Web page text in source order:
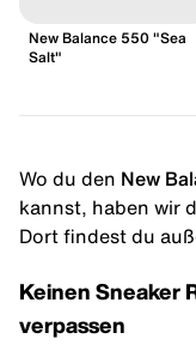
New Balance 550 "Sea
Salt"
Wo du den New
kannst, haben wir
Dort findest du
Keinen Sneaker
verpassen